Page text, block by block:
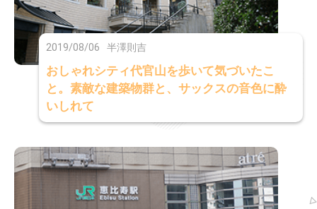
2019/08/06 半澤則吉
おしゃれシティ代官山を歩いて気づいたこ
と。素敵な建築物群と、サックスの音色に酔
いしれて